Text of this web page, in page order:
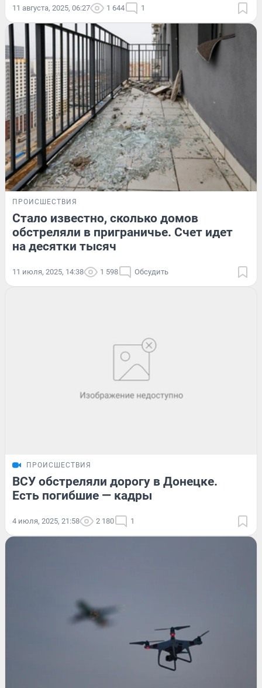
11 августа, 2025, 06:27 1 644 1
ПРОИСШЕСТВИЯ
Стало известно, сколько домов
обстреляли в приграничье. Счет идет
на десятки тысяч
11 июля, 2025, 14:38 1 598 Обсудить
ПРОИСШЕСТВИЯ
ВСУ обстреляли дорогу в Донецке.
Есть погибшие — кадры
4 июля, 2025, 21:58 2 180 1